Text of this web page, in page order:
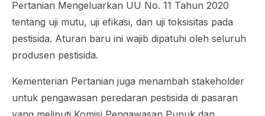
Pertanian Mengeluarkan UU No. 11 Tahun 2020
tentang uji mutu, uji efikasi, dan uji toksisitas pada
pestisida. Aturan baru ini wajib dipatuhi oleh seluruh
produsen pestisida.
Kementerian Pertanian juga menambah stakeholder
untuk pengawasan peredaran pestisida di pasaran